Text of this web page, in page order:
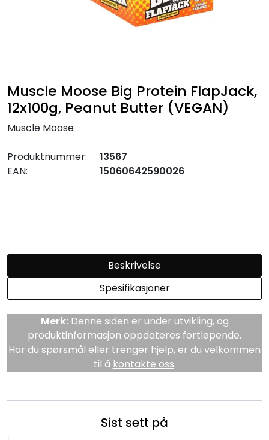
Muscle Moose Big Protein FlapJack,
12x100g, Peanut Butter (VEGAN)
Muscle Moose
Produktnummer:
13567
EAN:
15060642590026
Beskrivelse
Spesifikasjoner
Merk:Denne siden er under utvikling, og
produktinformasjon oppdateres fortløpende.
Har du spørsmål eller trenger hjelp, er du velkommen
til å kontakte oss.
Sist sett på